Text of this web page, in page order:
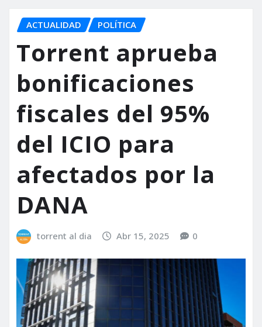
ACTUALIDAD POLÍTICA
Torrent aprueba
bonificaciones
fiscales del 95%
del ICIO para
afectados por la
DANA
torrent al dia Abr 15, 2025 0